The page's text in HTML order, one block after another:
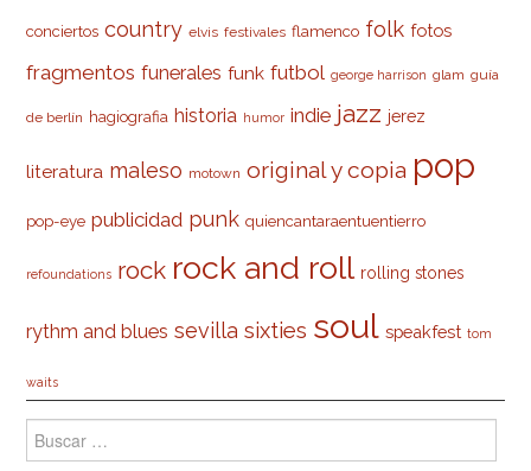
conciertos country elvis festivales flamenco folk fotos
fragmentos funerales funk futbol george harrison glam guía
de berlín hagiografia historia humor indie jazz jerez
literatura maleso motown original y copia pop
pop-eye publicidad punk quiencantaraentuentierro
refoundations rock rock and roll rolling stones
rythm and blues sevilla sixties soul speakfest tom
waits
Buscar: